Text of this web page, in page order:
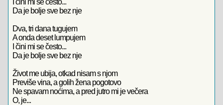
I čini mi se često...
Da je bolje sve bez nje
Dva, tri dana tugujem
A onda deset lumpujem
I čini mi se često...
Da je bolje sve bez nje
Život me ubija, otkad nisam s njom
Previše vina, a golih žena pogotovo
Ne spavam noćima, a pred jutro mi je večera
O, je...